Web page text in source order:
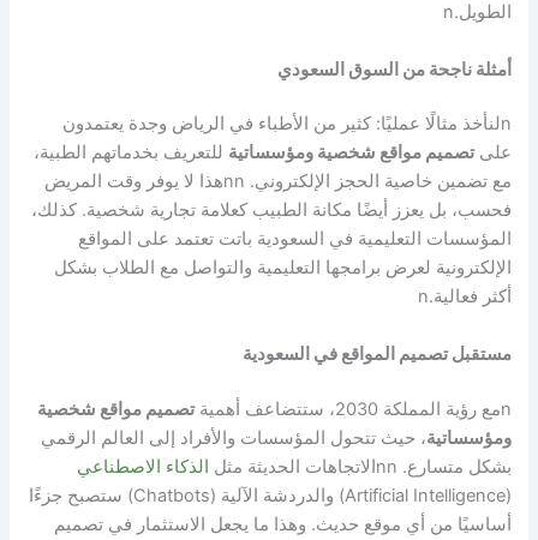
الطويل.n
أمثلة ناجحة من السوق السعودي
nلنأخذ مثالًا عمليًا: كثير من الأطباء في الرياض وجدة يعتمدون
علىتصميم مواقع شخصية ومؤسساتية للتعريف بخدماتهم الطبية،
مع تضمين خاصية الحجز الإلكتروني. nnهذا لا يوفر وقت المريض
فحسب، بل يعزز أيضًا مكانة الطبيب كعلامة تجارية شخصية. كذلك،
المؤسسات التعليمية في السعودية باتت تعتمد على المواقع
الإلكترونية لعرض برامجها التعليمية والتواصل مع الطلاب بشكل
أكثر فعالية.n
مستقبل تصميم المواقع في السعودية
nمع رؤية المملكة 2030، ستتضاعف أهمية
تصميم مواقع شخصية
ومؤسساتية، حيث تتحول المؤسسات والأفراد إلى العالم الرقمي
بشكل متسارع. nnالاتجاهات الحديثة مثل الذكاء الاصطناعي
(Artificial Intelligence) والدردشة الآلية (Chatbots) ستصبح جزءًا
أساسيًا من أي موقع حديث. وهذا ما يجعل الاستثمار في تصميم